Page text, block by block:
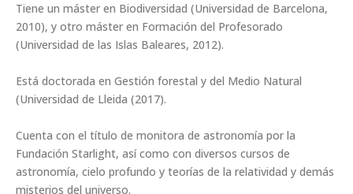
Tiene un máster en Biodiversidad (Universidad de Barcelona,
2010), y otro máster en Formación del Profesorado
(Universidad de las Islas Baleares, 2012).
Está doctorada en Gestión forestal y del Medio Natural
(Universidad de Lleida (2017).
Cuenta con el título de monitora de astronomía por la
Fundación Starlight, así como con diversos cursos de
astronomía, cielo profundo y teorías de la relatividad y demás
misterios del universo.